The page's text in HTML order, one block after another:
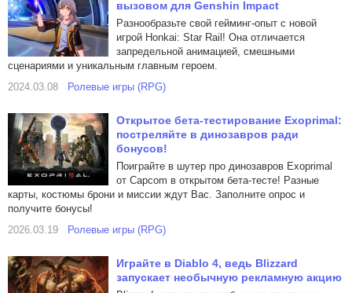
вызовом для Genshin Impact
Разнообразьте свой гейминг-опыт с новой
игрой Honkai: Star Rail! Она отличается
запредельной анимацией, смешными
сценариями и уникальным главным героем.
2024.03.08
Ролевые игры (RPG)
Открытое бета-тестирование Exoprimal:
постреляйте в динозавров ради
бонусов!
Поиграйте в шутер про динозавров Exoprimal
от Capcom в открытом бета-тесте! Разные
карты, костюмы брони и миссии ждут Вас. Заполните опрос и
получите бонусы!
2026.03.19
Ролевые игры (RPG)
Играйте в Diablo 4, ведь Blizzard
запускает необычную рекламную акцию